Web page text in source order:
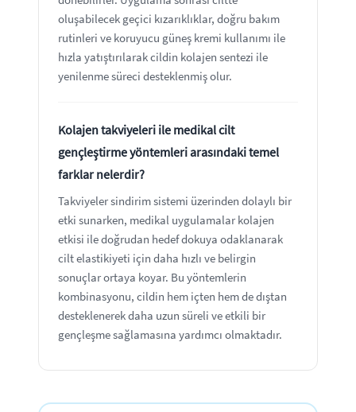
oluşabilecek geçici kızarıklıklar, doğru bakım
rutinleri ve koruyucu güneş kremi kullanımı ile
hızla yatıştırılarak cildin kolajen sentezi ile
yenilenme süreci desteklenmiş olur.
Kolajen takviyeleri ile medikal cilt
gençleştirme yöntemleri arasındaki temel
farklar nelerdir?
Takviyeler sindirim sistemi üzerinden dolaylı bir
etki sunarken, medikal uygulamalar kolajen
etkisi ile doğrudan hedef dokuya odaklanarak
cilt elastikiyeti için daha hızlı ve belirgin
sonuçlar ortaya koyar. Bu yöntemlerin
kombinasyonu, cildin hem içten hem de dıştan
desteklenerek daha uzun süreli ve etkili bir
gençleşme sağlamasına yardımcı olmaktadır.